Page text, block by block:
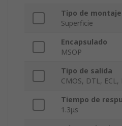
Tipo de montaje
Superficie
Encapsulado
MSOP
Tipo de salida
CMOS, DTL, ECL,
Tiempo de
1.3μs